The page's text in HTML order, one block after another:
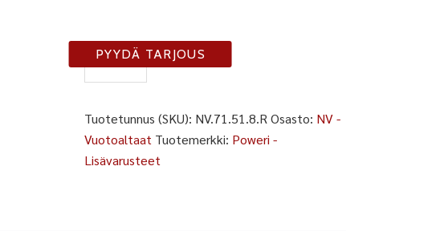
NV-
71-
10-
R
määrä
PYYDÄ TARJOUS
Tuotetunnus (SKU): NV.71.51.8.R Osasto: NV -
Vuotoaltaat Tuotemerkki: Poweri -
Lisävarusteet